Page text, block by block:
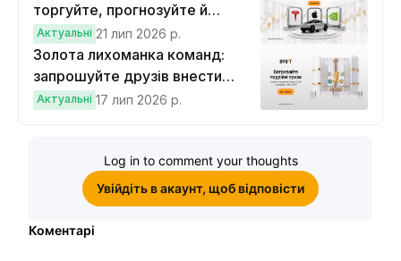
торгуйте, прогнозуйте й
вигравайте Cybertruck
Актуальні 21 лип 2026 р.
Золота лихоманка команд:
запрошуйте друзів внести
депозит на $100 і торгувати на
Актуальні 17 лип 2026 р.
Log in to comment your thoughts
Увійдіть в акаунт, щоб відповісти
Коментарі